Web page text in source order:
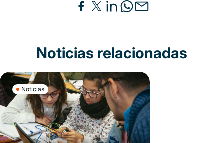
Noticias relacionadas
Noticias